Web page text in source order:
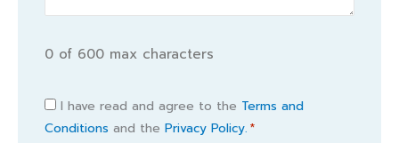
0 of 600 max characters
Consent
*
I have read and agree to the Terms and
Conditions and the Privacy Policy. *